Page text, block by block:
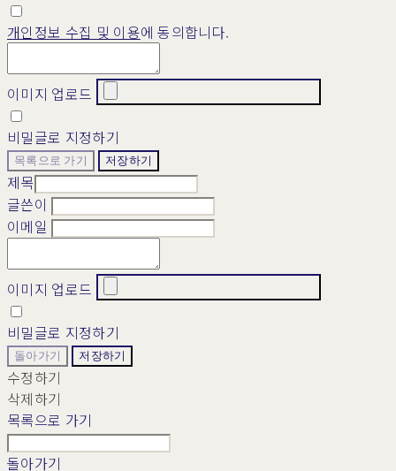
개인정보 수집 및 이용에 동의합니다.
이미지 업로드
비밀글로 지정하기
목록으로 가기 저장하기
제목
글쓴이
이메일
이미지 업로드
비밀글로 지정하기
돌아가기 저장하기
수정하기
삭제하기
목록으로 가기
돌아가기